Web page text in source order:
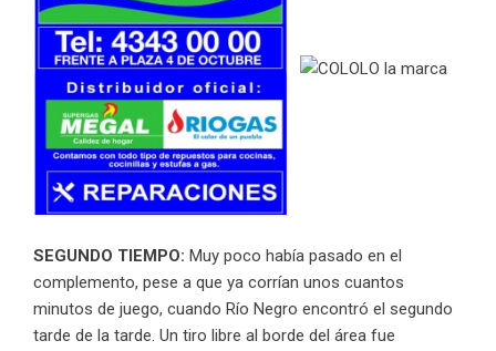
SEGUNDO TIEMPO: Muy poco había pasado en el
complemento, pese a que ya corrían unos cuantos
minutos de juego, cuando Río Negro encontró el segundo
tarde de la tarde. Un tiro libre al borde del área fue